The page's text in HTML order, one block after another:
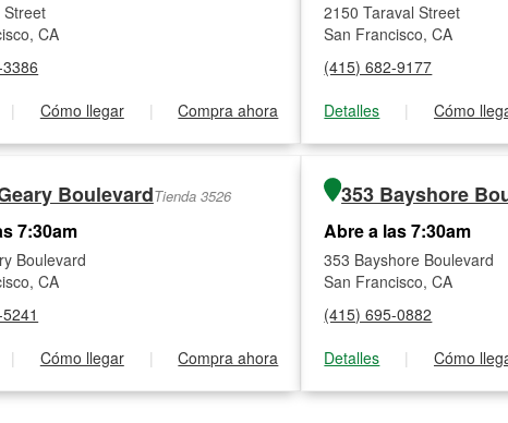
CA
| Cómo llegar | Compra ahora
2150 Taraval Street
San Francisco, CA
(415) 682-9177
Detalles
| Cómo
BoulevardTienda 3526
7:30am
Boulevard
CA
| Cómo llegar | Compra ahora
353 Bayshore
Abre a las 7:30am
353 Bayshore Boulevard
San Francisco, CA
(415) 695-0882
Detalles
| Cómo